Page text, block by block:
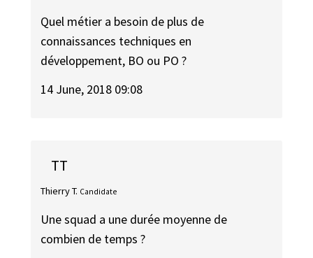
Quel métier a besoin de plus de
connaissances techniques en
développement, BO ou PO ?
14 June, 2018 09:08
TT
Thierry T. Candidate
Une squad a une durée moyenne de
combien de temps ?